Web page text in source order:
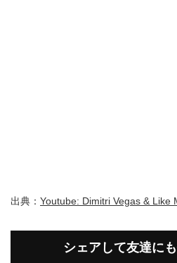
出典： Youtube: Dimitri Vegas & Like
シェアして友達に